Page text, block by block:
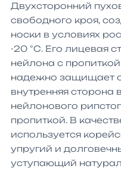
Двухсторонний
свободного кроя,
носки в условиях
-20 °С. Его лицевая
нейлона с пропиткой
надежно защищает
внутренняя сторона
нейлонового
пропиткой. В
используется
упругий и
уступающий